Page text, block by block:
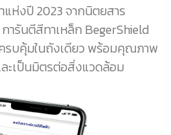
แห่งปี 2023 จากนิตยสาร
ารันตีสีทาเหล็ก BegerShield
รบคุ้มในถังเดียว พร้อมคุณภาพ
ะเป็นมิตรต่อสิ่งแวดล้อม